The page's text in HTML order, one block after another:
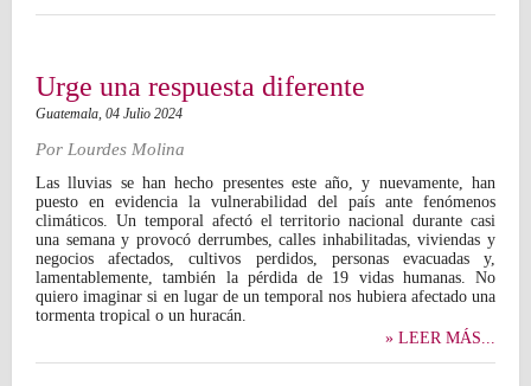
Urge una respuesta diferente
Guatemala, 04 Julio 2024
Por Lourdes Molina
Las lluvias se han hecho presentes este año, y nuevamente, han
puesto en evidencia la vulnerabilidad del país ante fenómenos
climáticos. Un temporal afectó el territorio nacional durante casi
una semana y provocó derrumbes, calles inhabilitadas, viviendas y
negocios afectados, cultivos perdidos, personas evacuadas y,
lamentablemente, también la pérdida de 19 vidas humanas. No
quiero imaginar si en lugar de un temporal nos hubiera afectado una
tormenta tropical o un huracán.
» LEER MÁS...